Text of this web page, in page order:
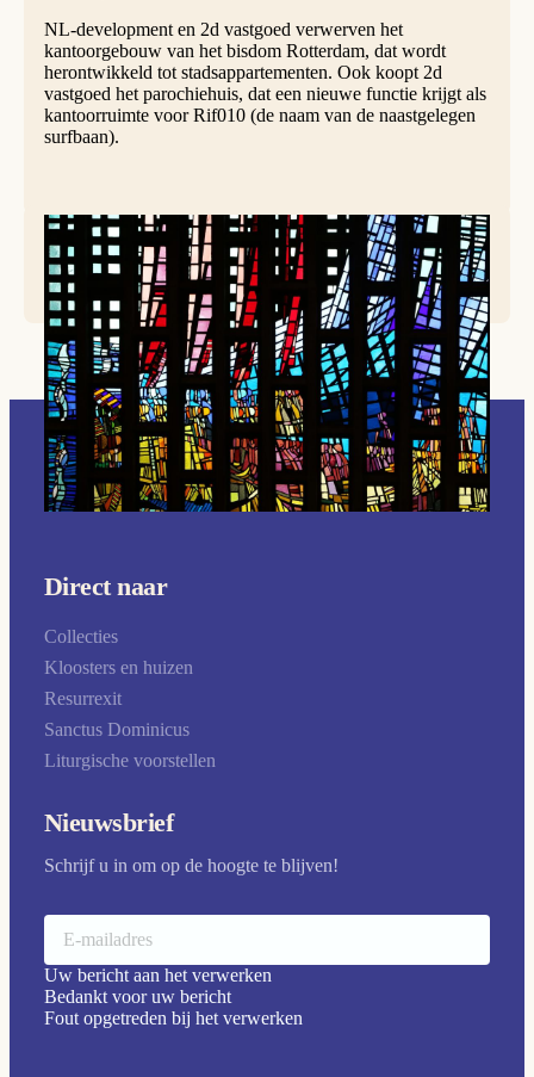
NL-development en 2d vastgoed verwerven het
kantoorgebouw van het bisdom Rotterdam, dat wordt
herontwikkeld tot stadsappartementen. Ook koopt 2d
vastgoed het parochiehuis, dat een nieuwe functie krijgt als
kantoorruimte voor Rif010 (de naam van de naastgelegen
surfbaan).
Foto: Ramon Mangold.
Direct naar
Collecties
Kloosters en huizen
Resurrexit
Sanctus Dominicus
Liturgische voorstellen
Nieuwsbrief
Schrijf u in om op de hoogte te blijven!
Uw bericht aan het verwerken
Bedankt voor uw bericht
Fout opgetreden bij het verwerken